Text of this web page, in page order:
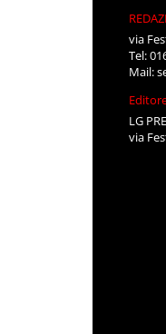
via
Tel:
Mail:
LG
via